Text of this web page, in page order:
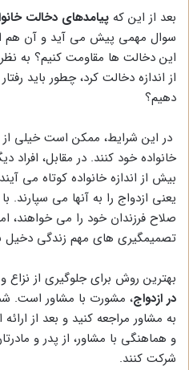
بعد از این که پیامدهای دخالت
سوال مهمی پیش می آید و آن هم
این دخالت ها مقاومت کنیم؟ به
از اندازه دخالت کرد، چطور باید
دهیم؟
در این شرایط، ممکن است خیلی از
خانواده خود کنند. در مقابل، افراد
بیش از اندازه خانواده کوتاه می
یعنی ازدواج را به آنها می سپارند.
صلاح فرزندان خود را می خواهند،
تصمیمگیری های مهم زندگی دخیل
بهترین روش برای جلوگیری از نزاع
در ازدواج، مشورت با مشاور است.
به مشاور مراجعه کنید و بعد از
و هماهنگی با مشاور، از پدر و
شرکت کنند.